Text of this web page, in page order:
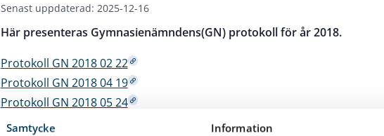
Samtycke Information
Senast uppdaterad: 2025-12-16
Här presenteras Gymnasienämndens(GN) protokoll för år 2018.
Protokoll GN 2018 02 22
Protokoll GN 2018 04 19
Protokoll GN 2018 05 24
Protokoll GN 2018 06 14